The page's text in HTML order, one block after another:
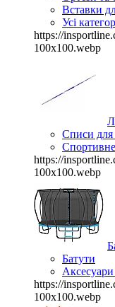
Вставки
Усі
https://
100x100.webp
Списи для
https://
100x100.webp
Батути
Аксесуари
https://
100x100.webp